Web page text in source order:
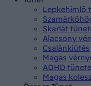
Lepkehimlő
Skarlát
Alacsony
Csalánkiütés
Magas
ADHD
Magas